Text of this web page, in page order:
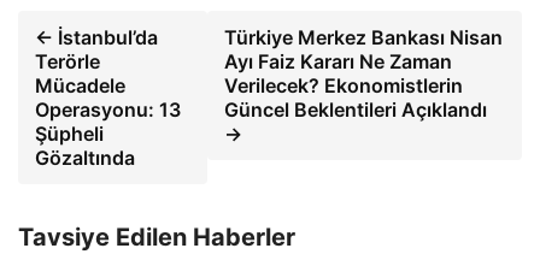
← İstanbul’da
Terörle
Mücadele
Operasyonu: 13
Şüpheli
Gözaltında
Türkiye Merkez Bankası Nisan
Ayı Faiz Kararı Ne Zaman
Verilecek? Ekonomistlerin
Güncel Beklentileri Açıklandı
→
Tavsiye Edilen Haberler